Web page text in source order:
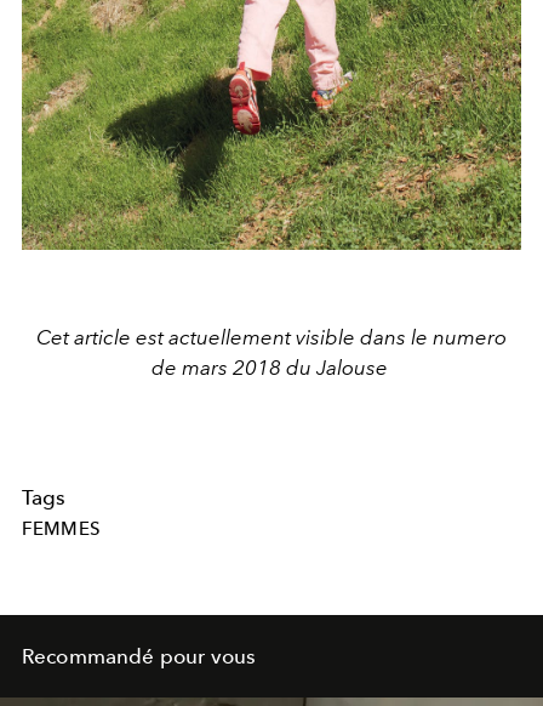
Cet article est actuellement visible dans le numero
de mars 2018 du Jalouse
Tags
FEMMES
Recommandé pour vous